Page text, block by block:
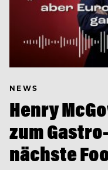
NEWS
Henry
zum
nächste